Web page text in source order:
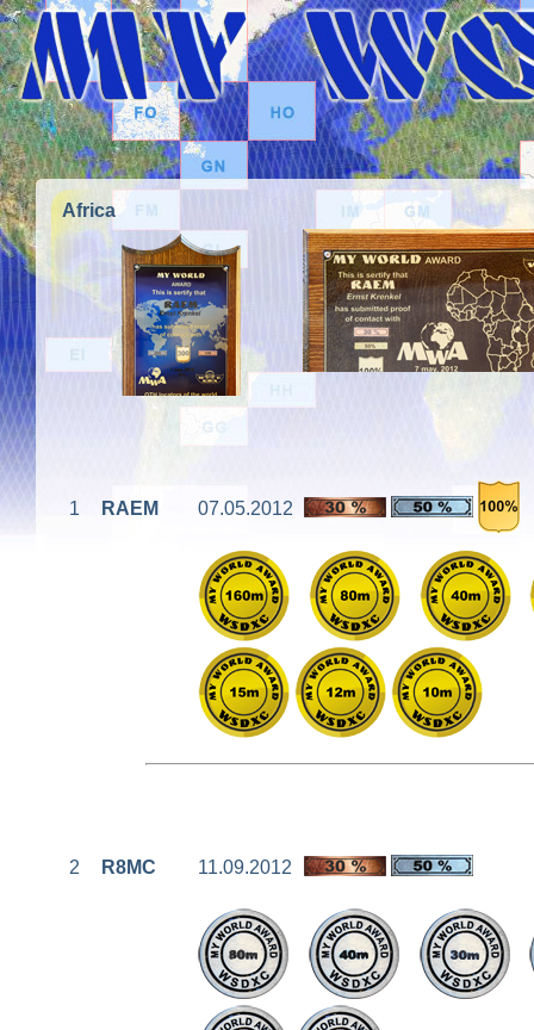
Africa
1 RAEM 07.05.2012
2 R8MC 11.09.2012